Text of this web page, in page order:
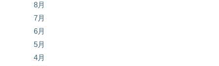
8月
7月
6月
5月
4月